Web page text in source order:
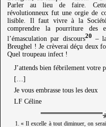
Parler au lieu de faire. Cette
révolutionneux fut une orgie de
lisible. Il faut vivre à la Société
comprendre la pourriture des
l’émasculation par discours20 –
Breughel ! Je crèverai déçu deux
Quel troupeau infect !
J’attends bien fébrilement votre
[…]
Je vous embrasse tous les deux
LF Céline
« Il excelle à tout diminuer, on